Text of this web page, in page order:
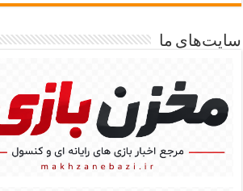
سایت‌های ما